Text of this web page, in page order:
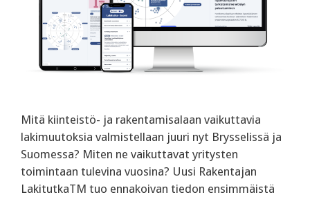
Mitä kiinteistö- ja rakentamisalaan vaikuttavia
lakimuutoksia valmistellaan juuri nyt Brysselissä ja
Suomessa? Miten ne vaikuttavat yritysten
toimintaan tulevina vuosina? Uusi Rakentajan
LakitutkaTM tuo ennakoivan tiedon ensimmäistä